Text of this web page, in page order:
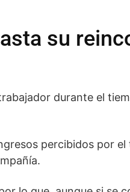
su
durante el
percibidos por